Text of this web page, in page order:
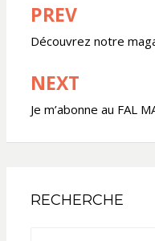
Navigation
de
l’article
PREV
Découvrez notre
NEXT
Je m’abonne au FAL
RECHERCHE